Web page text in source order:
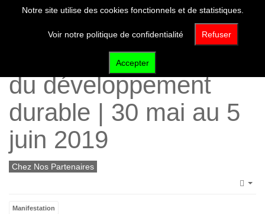
Semaine Européenne
du développement
durable | 30 mai au 5
juin 2019
Chez Nos Partenaires
Manifestation
Notre site utilise des cookies fonctionnels et de statistiques.
Voir notre politique de confidentialité Refuser
Accepter